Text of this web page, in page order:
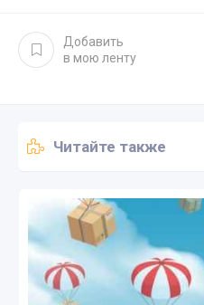
Добавить
в мою ленту
Читайте также